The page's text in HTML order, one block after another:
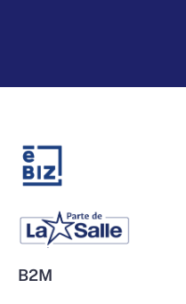
B2M